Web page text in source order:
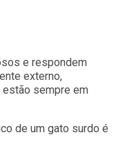
e respondem
externo,
sempre em
de um gato surdo é